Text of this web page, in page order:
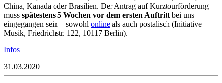
China, Kanada oder Brasilien. Der Antrag auf Kurztourförderung
muss spätestens 5 Wochen vor dem ersten Auftritt bei uns
eingegangen sein – sowohl online als auch postalisch (Initiative
Musik, Friedrichstr. 122, 10117 Berlin).
Infos
31.03.2020